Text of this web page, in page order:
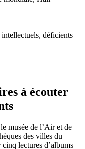
déficients
à écouter
musée de l’Air et de
des villes du
lectures d’albums